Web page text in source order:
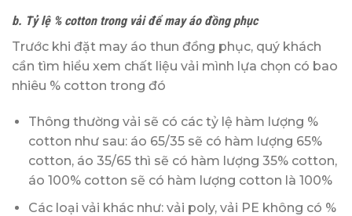
b. Tỷ lệ % cotton trong vải để may áo đồng phục
Trước khi đặt may áo thun đồng phục, quý khách
cần tìm hiểu xem chất liệu vải mình lựa chọn có bao
nhiêu % cotton trong đó
Thông thường vải sẽ có các tỷ lệ hàm lượng %
cotton như sau: áo 65/35 sẽ có hàm lượng 65%
cotton, áo 35/65 thì sẽ có hàm lượng 35% cotton,
áo 100% cotton sẽ có hàm lượng cotton là 100%
Các loại vải khác như: vải poly, vải PE không có %